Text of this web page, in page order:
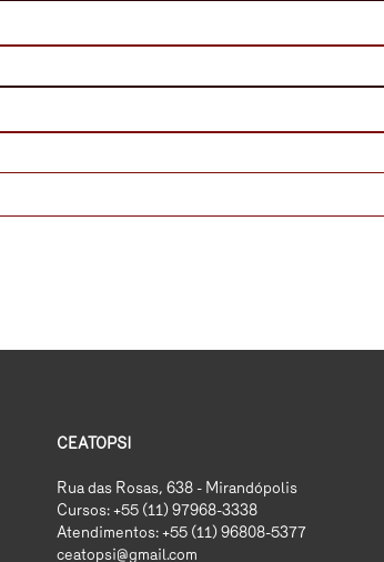
CEATOPSI
Rua das Rosas, 638 - Mirandópolis
Cursos: +55 (11) 97968-3338
Atendimentos: +55 (11) 96808-5377
ceatopsi@gmail.com